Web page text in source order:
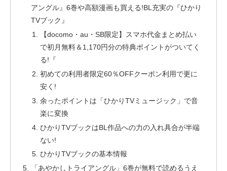
アングル』6巻や高額漫画も買える!BL充実の『ひかり
TVブック』
【docomo・au・SB限定】スマホ代金まとめ払い
で初月無料＆1,170円分の特典ポイントがついてく
る!『
初めての利用者限定60％OFFクーポン利用で更に
安く!
余ったポイントは「ひかりTVミュージック」で音
楽に変換
ひかりTVブックはBL作品への力の入れ具合が半端
ない!
ひかりTVブックの基本情報
「あやかしトライアングル」6巻が無料で読めるうえ